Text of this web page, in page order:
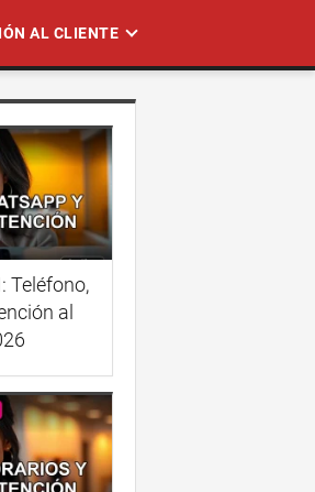
AL CLIENTE
Teléfono,
al